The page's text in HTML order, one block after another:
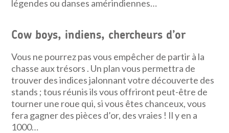
légendes ou danses amérindiennes…
Cow boys, indiens, chercheurs d’or
Vous ne pourrez pas vous empêcher de partir à la
chasse aux trésors . Un plan vous permettra de
trouver des indices jalonnant votre découverte des
stands ; tous réunis ils vous offriront peut-être de
tourner une roue qui, si vous êtes chanceux, vous
fera gagner des pièces d’or, des vraies ! Il y en a
1000…